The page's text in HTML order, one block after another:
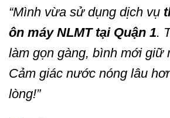
“Mình vừa sử dụng dịch vụ
ôn máy NLMT tại Quận 1.
làm gọn gàng, bình mới giữ
Cảm giác nước nóng lâu
lòng!”